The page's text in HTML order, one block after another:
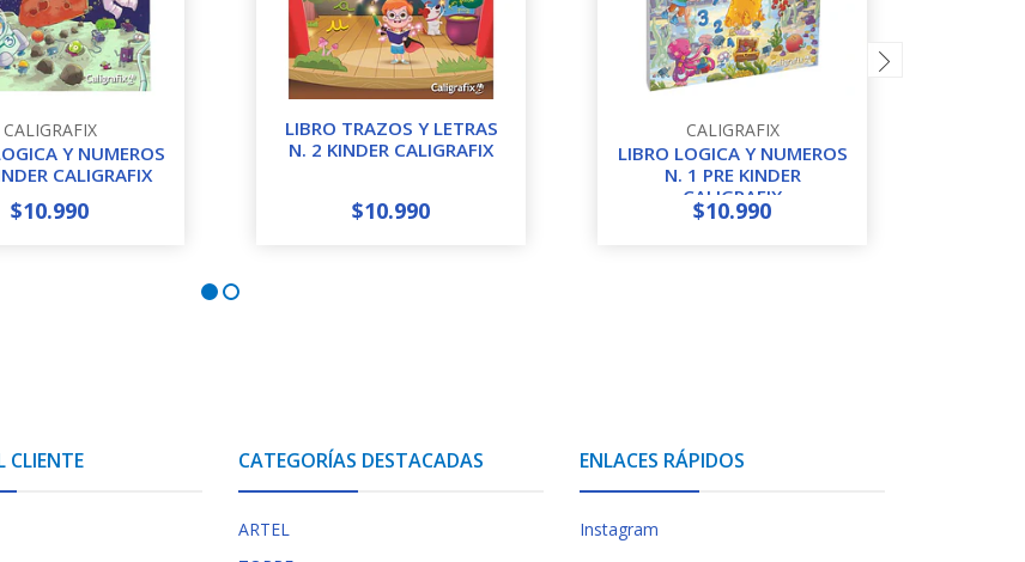
CALIGRAFIX
Y NUMEROS
CALIGRAFIX
+
$10.990
LIBRO TRAZOS Y LETRAS
N. 2 KINDER CALIGRAFIX
+
$10.990
CALIGRAFIX
LIBRO LOGICA Y NUMEROS
N. 1 PRE KINDER
CALIGRAFIX
+
$10.990
CLIENTE CATEGORÍAS DESTACADAS
ARTEL
ENLACES RÁPIDOS
Instagram